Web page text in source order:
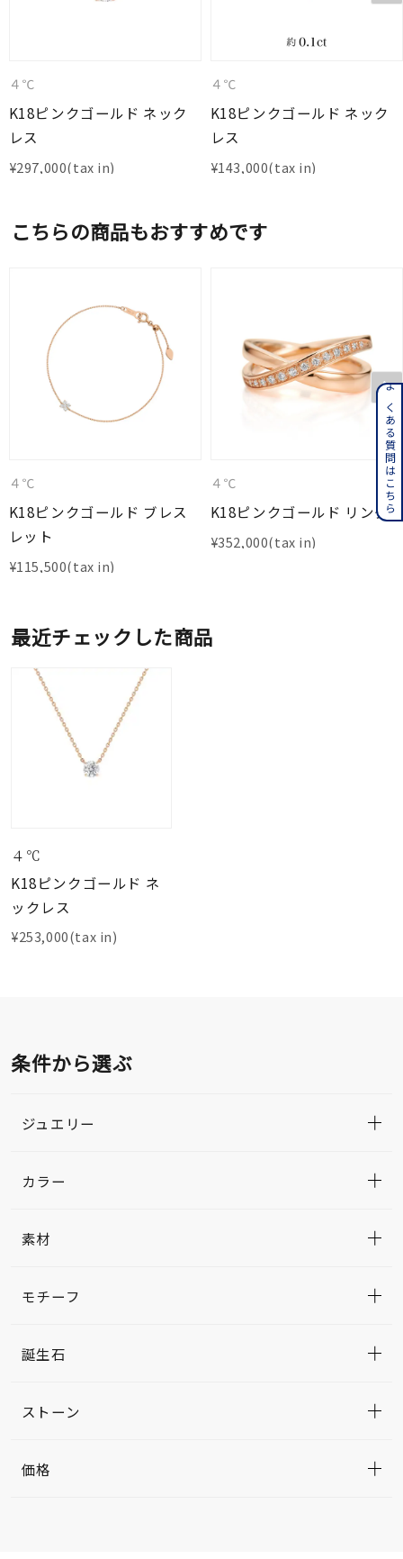
４℃
K18ピンクゴールド ネック
レス
¥297,000
４℃
K18ピンクゴールド ネック
レス
¥143,000
こちらの商品もおすすめです
４℃
K18ピンクゴールド ブレス
レット
¥115,500
４℃
K18ピンクゴールド リング
¥352,000
最近チェックした商品
４℃
K18ピンクゴールド ネ
ックレス
¥253,000(tax in)
条件から選ぶ
ジュエリー
カラー
素材
モチーフ
誕生石
ストーン
価格
よくある質問はこちら